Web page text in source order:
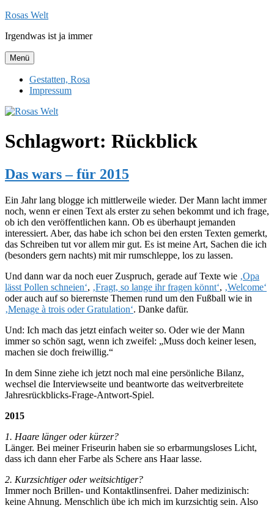
Zum
springen
Rosas Welt
Irgendwas ist ja immer
Menü
Gestatten, Rosa
Impressum
Schlagwort: Rückblick
Das wars – für 2015
Ein Jahr lang blogge ich mittlerweile wieder. Der Mann lacht immer
noch, wenn er einen Text als erster zu sehen bekommt und ich frage,
ob ich den veröffentlichen kann. Ob es überhaupt jemanden
interessiert. Aber, das habe ich schon bei den ersten Texten gemerkt,
das Schreiben tut vor allem mir gut. Es ist meine Art, Sachen die ich
(besonders gern nachts) mit mir rumschleppe, los zu lassen.
Und dann war da noch euer Zuspruch, gerade auf Texte wie ‚Opa
lässt Pollen schneien‘, ‚Fragt, so lange ihr fragen könnt‘, ‚Welcome‘
oder auch auf so bierernste Themen rund um den Fußball wie in
‚Menage à trois oder Gratulation‘. Danke dafür.
Und: Ich mach das jetzt einfach weiter so. Oder wie der Mann
immer so schön sagt, wenn ich zweifel: „Muss doch keiner lesen,
machen sie doch freiwillig.“
In dem Sinne ziehe ich jetzt noch mal eine persönliche Bilanz,
wechsel die Interviewseite und beantworte das weitverbreitete
Jahresrückblicks-Frage-Antwort-Spiel.
2015
1. Haare länger oder kürzer?
Länger. Bei meiner Friseurin haben sie so erbarmungsloses Licht,
dass ich dann eher Farbe als Schere ans Haar lasse.
2. Kurzsichtiger oder weitsichtiger?
Immer noch Brillen- und Kontaktlinsenfrei. Daher medizinisch:
keine Ahnung. Menschlich übe ich mich im kurzsichtig sein. Also